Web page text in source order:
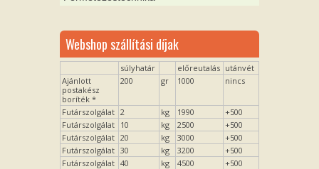
Webshop szállítási díjak
súlyhatár előreutalás utánvét
Ajánlott
postakész
boríték *
200 gr 1000 nincs
Futárszolgálat 2 kg 1990
+500
Futárszolgálat 10 kg 2500
+500
Futárszolgálat 20 kg 3000
+500
Futárszolgálat 30 kg 3200
+500
Futárszolgálat 40 kg 4500
+500